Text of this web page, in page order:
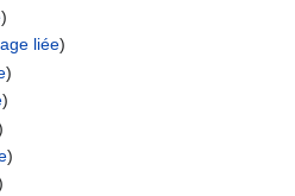
)
liée)
)
)
)